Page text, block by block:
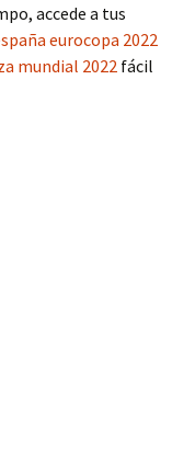
accede a tus
eurocopa 2022
mundial 2022 fácil